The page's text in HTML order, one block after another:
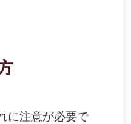
に注意が必要で